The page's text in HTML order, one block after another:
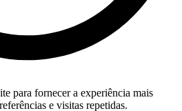
para fornecer a experiência mais
e visitas repetidas.